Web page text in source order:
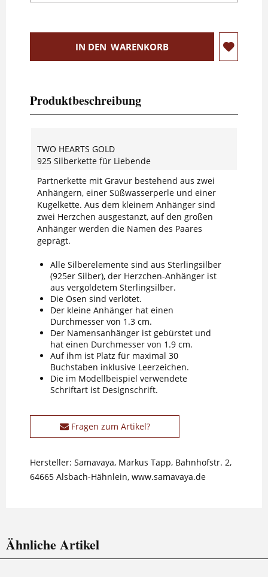
IN DEN WARENKORB
Produktbeschreibung
TWO HEARTS GOLD
925 Silberkette für Liebende
Partnerkette mit Gravur bestehend aus zwei
Anhängern, einer Süßwasserperle und einer
Kugelkette. Aus dem kleinem Anhänger sind
zwei Herzchen ausgestanzt, auf den großen
Anhänger werden die Namen des Paares
geprägt.
Alle Silberelemente sind aus Sterlingsilber
(925er Silber), der Herzchen-Anhänger ist
aus vergoldetem Sterlingsilber.
Die Ösen sind verlötet.
Der kleine Anhänger hat einen
Durchmesser von 1.3 cm.
Der Namensanhänger ist gebürstet und
hat einen Durchmesser von 1.9 cm.
Auf ihm ist Platz für maximal 30
Buchstaben inklusive Leerzeichen.
Die im Modellbeispiel verwendete
Schriftart ist Designschrift.
Fragen zum Artikel?
Hersteller: Samavaya, Markus Tapp, Bahnhofstr. 2,
64665 Alsbach-Hähnlein, www.samavaya.de
Ähnliche Artikel